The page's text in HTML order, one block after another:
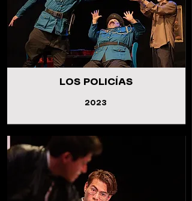
LOS POLICÍAS
2023